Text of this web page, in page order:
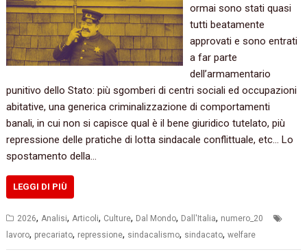
ormai sono stati quasi
tutti beatamente
approvati e sono entrati
a far parte
dell’armamentario
punitivo dello Stato: più sgomberi di centri sociali ed occupazioni
abitative, una generica criminalizzazione di comportamenti
banali, in cui non si capisce qual è il bene giuridico tutelato, più
repressione delle pratiche di lotta sindacale conflittuale, etc… Lo
spostamento della…
LEGGI DI PIÙ
2026, Analisi, Articoli, Culture, Dal Mondo, Dall'Italia, numero_20
lavoro, precariato, repressione, sindacalismo, sindacato,welfare